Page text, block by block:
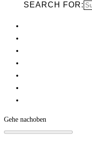
SEARCH FOR:
Gehe nachoben